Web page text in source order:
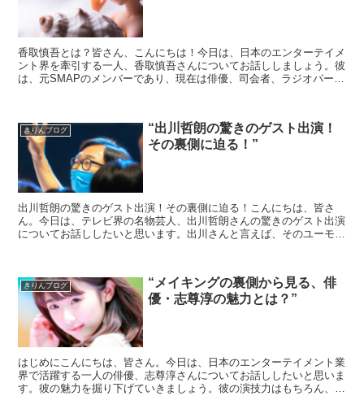
香取慎吾とは？皆さん、こんにちは！今日は、日本のエンターテイメ
ント界を牽引する一人、香取慎吾さんについてお話ししましょう。彼
は、元SMAPのメンバーであり、現在は俳優、司会者、ラジオパーソ
きりんブログ
“出川哲朗の驚きのゲスト出演！
その裏側に迫る！”
出川哲朗の驚きのゲスト出演！その裏側に迫る！こんにちは、皆さ
ん。今日は、テレビ界の名物芸人、出川哲朗さんの驚きのゲスト出演
についてお話ししたいと思います。出川さんと言えば、そのユーモラ
きりんブログ
“メイキングの裏側から見る、俳
優・志尊淳の魅力とは？”
はじめにこんにちは、皆さん。今日は、日本のエンターテイメント業
界で活躍する一人の俳優、志尊淳さんについてお話ししたいと思いま
す。彼の魅力を掘り下げていきましょう。彼の演技力はもちろん、そ